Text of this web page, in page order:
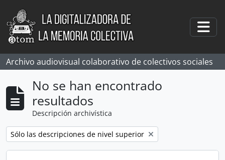
Skip to main content
Archivo audiovisual colaborativo de colectivos sociales
No se han encontrado
resultados
Descripción archivística
Remove filter:
Sólo las descripciones de nivel superior